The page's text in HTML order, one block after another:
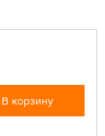
В корзину